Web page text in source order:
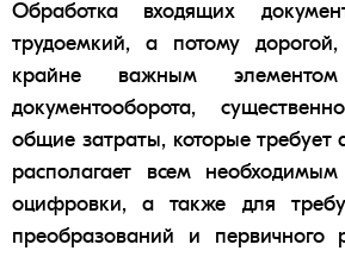
Обработка входящих
трудоемкий, а потому
крайне важным
документооборота,
общие затраты, которые требует
располагает всем
оцифровки, а также для
преобразований и первичного